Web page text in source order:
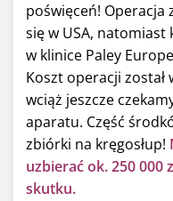
poświęceń! Operacja
się w USA,
w klinice Paley
Koszt operacji został
wciąż jeszcze
aparatu. Część
zbiórki na kręgosłup!
uzbierać ok. 250 000
skutku.